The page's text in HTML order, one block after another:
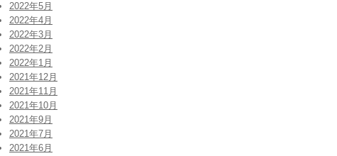
2022年5月
2022年4月
2022年3月
2022年2月
2022年1月
2021年12月
2021年11月
2021年10月
2021年9月
2021年7月
2021年6月